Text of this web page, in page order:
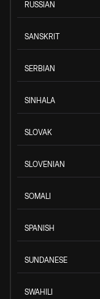
RUSSIAN
SANSKRIT
SERBIAN
SINHALA
SLOVAK
SLOVENIAN
SOMALI
SPANISH
SUNDANESE
SWAHILI